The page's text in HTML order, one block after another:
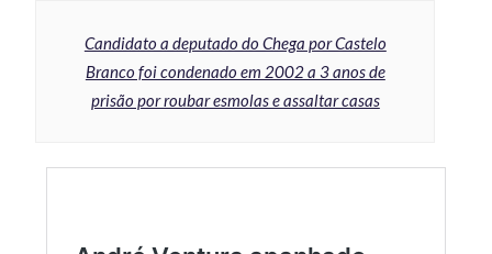
Candidato a deputado do Chega por Castelo
Branco foi condenado em 2002 a 3 anos de
prisão por roubar esmolas e assaltar casas